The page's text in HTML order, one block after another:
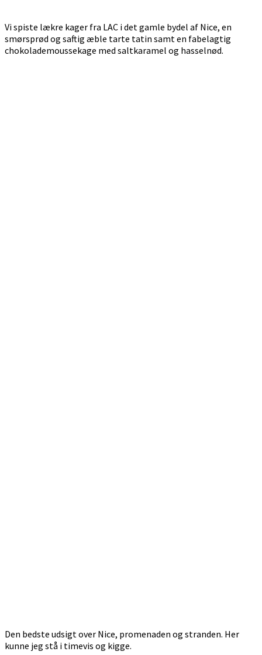
Vi spiste lækre kager fra LAC i det gamle bydel af Nice, en
smørsprød og saftig æble tarte tatin samt en fabelagtig
chokolademoussekage med saltkaramel og hasselnød.
Den bedste udsigt over Nice, promenaden og stranden. Her
kunne jeg stå i timevis og kigge.